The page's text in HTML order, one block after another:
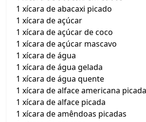
1 xícara de abacaxi picado
1 xícara de açúcar
1 xícara de açúcar de coco
1 xícara de açúcar mascavo
1 xícara de água
1 xícara de água gelada
1 xícara de água quente
1 xícara de alface americana picada
1 xícara de alface picada
1 xícara de amêndoas picadas